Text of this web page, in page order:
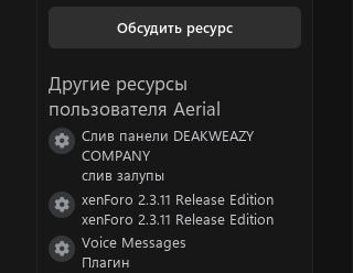
Обсудить ресурс
Другие ресурсы
пользователя Aerial
Иконка ресурса
Слив панели DEAKWEAZY
COMPANY
слив залупы
Иконка ресурса
xenForo 2.3.11 Release Edition
xenForo 2.3.11 Release Edition
Иконка ресурса
Voice Messages
Плагин